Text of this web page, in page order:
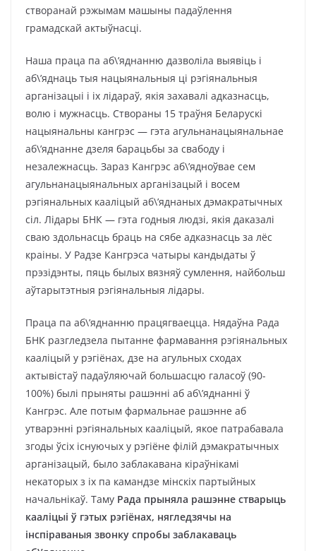
створанай рэжымам машыны падаўлення
грамадскай актыўнасці.
Наша праца па аб\’яднанню дазволіла выявіць і
аб\’яднаць тыя нацыянальныя ці рэгіянальныя
арганізацыі і іх лідараў, якія захавалі адказнасць,
волю і мужнасць. Створаны 15 траўня Беларускі
нацыянальны кангрэс — гэта агульнанацыянальнае
аб\’яднанне дзеля барацьбы за свабоду і
незалежнасць. Зараз Кангрэс аб\’ядноўвае сем
агульнанацыянальных арганізацый і восем
рэгіянальных кааліцый аб\’яднаных дэмакратычных
сіл. Лідары БНК — гэта годныя людзі, якія даказалі
сваю здольнасць браць на сябе адказнасць за лёс
краіны. У Радзе Кангрэса чатыры кандыдаты ў
прэзідэнты, пяць былых вязняў сумлення, найбольш
аўтарытэтныя рэгіянальныя лідары.
Праца па аб\’яднанню працягваецца. Нядаўна Рада
БНК разгледзела пытанне фармавання рэгіянальных
кааліцый у рэгіёнах, дзе на агульных сходах
актывістаў падаўляючай большасцю галасоў (90-
100%) былі прыняты рашэнні аб аб\’яднанні ў
Кангрэс. Але потым фармальнае рашэнне аб
утварэнні рэгіянальных кааліцый, якое патрабавала
згоды ўсіх існуючых у рэгіёне філій дэмакратычных
арганізацый, было заблакавана кіраўнікамі
некаторых з іх па камандзе мінскіх партыйных
начальнікаў. Таму Рада прыняла рашэнне стварыць
кааліцыі ў гэтых рэгіёнах, нягледзячы на
інспіраваныя звонку спробы заблакаваць